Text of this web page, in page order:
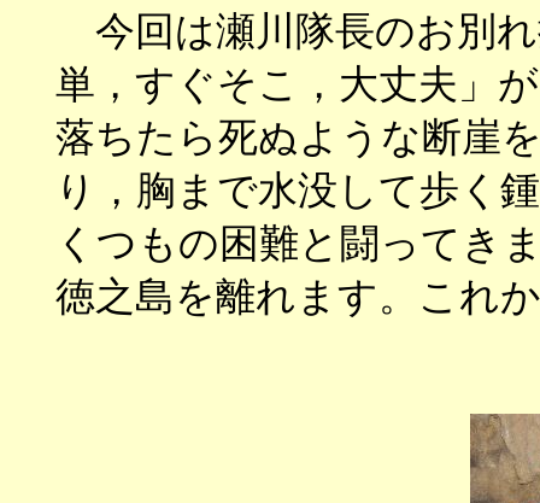
今回は瀬川隊長のお別
単，すぐそこ，大丈夫」
落ちたら死ぬような断崖
り，胸まで水没して歩く
くつもの困難と闘ってき
徳之島を離れます。これ